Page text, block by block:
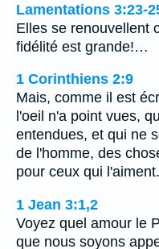
Lamentations 3:23-
Elles se renouvellent
fidélité est grande!…
1 Corinthiens 2:9
Mais, comme il est
l'oeil n'a point vues,
entendues, et qui ne
de l'homme, des
pour ceux qui l'aiment.
1 Jean 3:1,2
Voyez quel amour le
que nous soyons